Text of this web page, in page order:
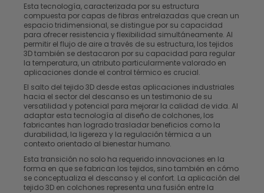
Esta tecnología, caracterizada por su estructura
compuesta por capas de fibras entrelazadas que crean un
espacio tridimensional, se distingue por su capacidad
para ofrecer resistencia y flexibilidad simultáneamente. Al
permitir el flujo de aire a través de su estructura, los tejidos
3D también se destacaron por su capacidad para regular
la temperatura, un atributo particularmente valorado en
aplicaciones donde el control térmico es crucial.
El salto del tejido 3D desde estas aplicaciones industriales
hacia el sector del descanso es un testimonio de su
versatilidad y potencial para mejorar la calidad de vida. Al
adaptar esta tecnología al diseño de colchones, los
fabricantes han logrado trasladar beneficios como la
durabilidad, la ligereza y la regulación térmica a un
contexto orientado al bienestar humano.
Esta transición no solo ha requerido innovaciones en la
forma en que se fabrican los tejidos, sino también en cómo
se conceptualiza el descanso y el confort. La aplicación del
tejido 3D en colchones representa una fusión entre la